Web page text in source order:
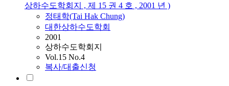
상하수도학회지 , 제 15 권 4 호 , 2001 년 )
정태학(Tai Hak Chung)
대한상하수도학회
2001
상하수도학회지
Vol.15 No.4
복사/대출신청